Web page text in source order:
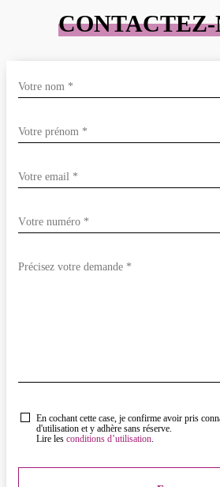
CONTACTEZ-
En cochant cette case, je confirme avoir pris
d'utilisation et y adhère sans réserve.
Lire les conditions d’utilisation.